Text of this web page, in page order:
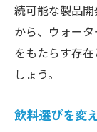
続可能な製品
から、ウォー
をもたらす存
しょう。
飲料選びを変